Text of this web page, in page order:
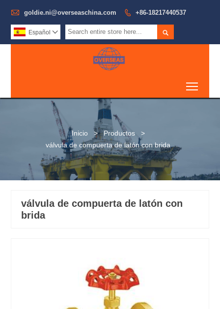
 goldie.ni@overseaschina.com  +86-18217440537

Español 
Inicio > Productos
>
válvula de compuerta de latón con brida
válvula de compuerta de latón con
brida